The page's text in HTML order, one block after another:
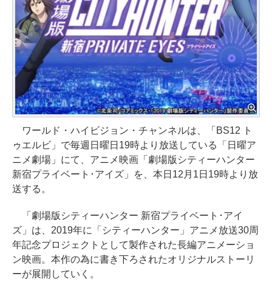
ワールド・ハイビジョン・チャンネルは、「BS12 ト
ゥエルビ」で毎週日曜日19時より放送している「日曜ア
ニメ劇場」にて、アニメ映画「劇場版シティーハンター
新宿プライベート･アイズ」を、本日12月1日19時より放
送する。
「劇場版シティーハンター 新宿プライベート･アイ
ズ」は、2019年に「シティーハンター」アニメ放送30周
年記念プロジェクトとして製作された長編アニメーショ
ン映画。本作の為に書き下ろされたオリジナルストーリ
ーが展開していく。